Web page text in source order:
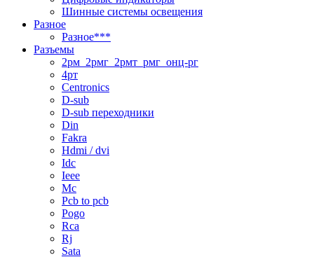
Шинные системы освещения
Разное
Разное***
Разъемы
2рм_2рмг_2рмт_рмг_онц-рг
4рт
Centronics
D-sub
D-sub переходники
Din
Fakra
Hdmi / dvi
Idc
Ieee
Mc
Pcb to pcb
Pogo
Rca
Rj
Sata